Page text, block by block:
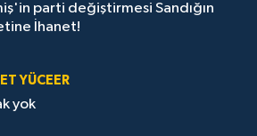
parti değiştirmesi Sandığın
İhanet!
YÜCEER
yok